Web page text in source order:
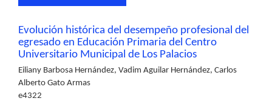
Evolución histórica del desempeño profesional del
egresado en Educación Primaria del Centro
Universitario Municipal de Los Palacios
Eiliany Barbosa Hernández, Vadim Aguilar Hernández, Carlos
Alberto Gato Armas
e4322